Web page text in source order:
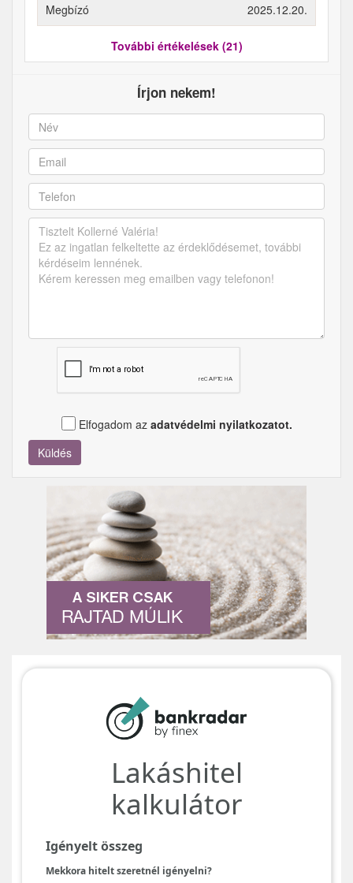
Megbízó 2025.12.20.
További értékelések (21)
Írjon nekem!
Elfogadom az adatvédelmi nyilatkozatot.
Küldés
A SIKER CSAK
RAJTAD MÚLIK